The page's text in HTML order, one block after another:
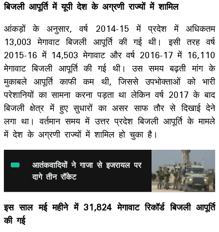
बिजली आपूर्ति में यूपी देश के अग्रणी राज्यों में शामिल
आंकड़ों के अनुसार, वर्ष 2014-15 में प्रदेश में अधिकतम
13,003 मेगावाट बिजली आपूर्ति की गई थी। इसी तरह वर्ष
2015-16 में 14,503 मेगावाट और वर्ष 2016-17 में 16,110
मेगावाट बिजली आपूर्ति की गई थी। उस समय बढ़ती मांग के
मुकाबले आपूर्ति काफी कम थी, जिससे उपभोक्ताओं को भारी
परेशानियों का सामना करना पड़ता था लेकिन वर्ष 2017 के बाद
बिजली क्षेत्र में हुए सुधारों का असर साफ तौर से दिखाई देने
लगा था। वर्तमान समय में उत्तर प्रदेश बिजली आपूर्ति के मामले
में देश के अग्रणी राज्यों में शामिल हो चुका है।
आतंकवादियों ने गाजा से इजरायल पर
दागे तीन रॉकेट
इस साल मई महीने में 31,824 मेगावाट रिकॉर्ड बिजली आपूर्ति
की गई